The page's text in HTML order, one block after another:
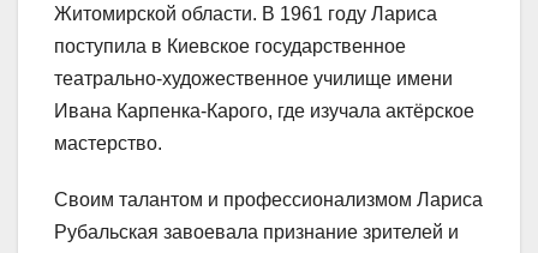
Житомирской области. В 1961 году Лариса
поступила в Киевское государственное
театрально-художественное училище имени
Ивана Карпенка-Карого, где изучала актёрское
мастерство.
Своим талантом и профессионализмом Лариса
Рубальская завоевала признание зрителей и